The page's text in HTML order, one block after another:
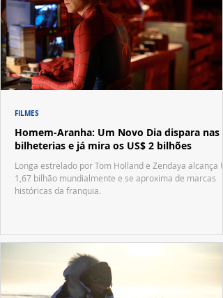
Homem-Aranha: Um Novo Dia dispara nas
bilheterias e já mira os US$ 2 bilhões
Longa estrelado por Tom Holland e Zendaya alcança
1,67 bilhão mundialmente e se aproxima de marcas
históricas da franquia.
FILMES